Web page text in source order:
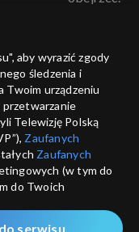
ANULUJ
aby wyrazić zgody
śledzenia i
Twoim urządzeniu
przetwarzanie
Telewizję Polską
Zaufanych
Zaufanych
(w tym do
do Twoich
udostępnianie
serwisu